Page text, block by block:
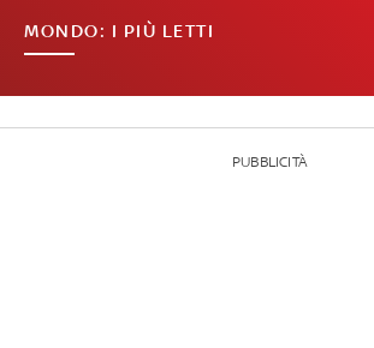
MONDO: I PIÙ LETTI
PUBBLICITÀ